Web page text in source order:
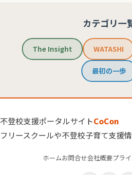
カテゴリ一
The Insight WATASHI
最初の一歩
不登校支援ポータルサイトCoCon
フリースクールや不登校子育て支援
ホームお問合せ会社概要プラ